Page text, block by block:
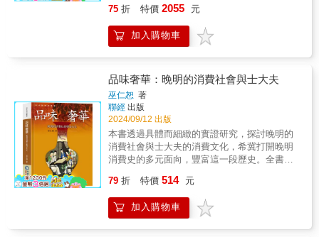
變」則成為明朝歷史上最具戲劇性的一場權力
敗的內幕，並重新審視朱棣即位後的統治影
響。此外，第七章還將視角轉向後世的明朝皇
帝，他們的個性與政績迥異，比如被當女孩養
大的中興之主與毀譽參半的明武宗，都讓明朝
歷史更加豐滿且充滿矛盾。▎忠奸浮沉：忠義
長歌與奇人異士 第八至第十章以忠臣、奸
臣與奇人異士的故事為主軸，描繪了一幅鮮活
的明朝末世圖景。于謙的冤死、汪喬年的慘烈
結局與袁崇煥的被反間計構陷，都展現了忠臣
的悲壯命運；而曹化淳與吳三桂等奸臣的抉
擇，則讓人看到人性在權力面前的複雜性。此
外，明末還不乏許多奇人異士，他們的故事如
為那個動盪的時代增添了一絲瑰麗的色彩。最
終，從戚家軍的殘存餘響到鄭成功的孤勇抗
清，這些末世英雄以忠義之歌為明朝歷史畫上
從經略定遠、施政和州，逐步積聚實力，直至
眼光、謀士支持以及與各地勢力的周旋，成為
他打下根基、最終攻占揚州的重要因素。讀者
可以在此感受到一位英雄從基層向上攀升的堅
本書第三部分探討了朱元璋建立明朝後的
權力集中過程。他在完成平定山東、河南、燕
京等地的軍事統一後，進行了大規模的制度改
革，制定了《大明律》，並以嚴刑峻法來確立
中央集權。這一過程中，書中深入刻畫了朱元
璋如何面對強勁對手如陳友諒、張士誠，透過
決戰鄱陽湖等戰役鞏固政權。然而，隨著權力
選的紛爭、特務頭子楊憲的崛起，最終導致劉
伯溫之死和胡唯庸案等一系列驚心動魄的政變
事件，將皇帝的政治心機和內心矛盾展現得淋
有的喵會開門，有的喵會後空翻，還有的喵是
「史書認證」的精緻帥喵……（張居正喵：我
這該死的魅力～）5歲上學→22歲考上明朝「公
墜的明王朝續命六十年？✦【努爾哈赤喵】最
強復仇者！以前我是明朝的奴隸，現在我是開
國的帝王！母親早逝，繼母待他刻薄，連父親
跟祖父遭明朝誤殺，換來的卻只有一個官職跟
一點錢……人生一開局就抽到一手爛牌，看努
爾哈赤喵怎麼暗中累積實力，統一女真，建立
後金，給明朝好看！✦【李自成喵】霸氣逆
襲！從「快遞員」變成「反叛軍大BOSS」？
李自成喵原本是一個小小的「快遞員」，沒想
襲之路，一舉滅了前老闆明朝，掀起改朝換代
的大風暴！萌漫大話西遊記1-5全集★附上通關
手冊與西遊路線圖，了解十萬八千里曲折取經
75 折 特價 2055 元
加入購物車
品味奢華：晚明的消費社會與士大夫
巫仁恕 著
聯經 出版
2024/09/12 出版
本書透過具體而細緻的實證研究，探討晚明的
消費社會與士大夫的消費文化，希冀打開晚明
消費史的多元面向，豐富這一段歷史。全書的
史，放在世界史的脈絡下，觀察晚明時期的重
要性。作者指出晚明已形成「消費社會」的現
象，以修正英國史學家關於「消費革命」的歷
79 折 特價 514 元
加入購物車